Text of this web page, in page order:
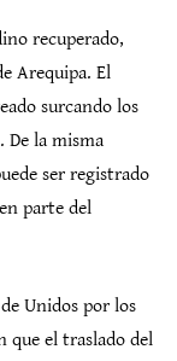
recuperado,
Arequipa. El
surcando los
De la misma
ser registrado
parte del
Unidos por los
que el traslado del